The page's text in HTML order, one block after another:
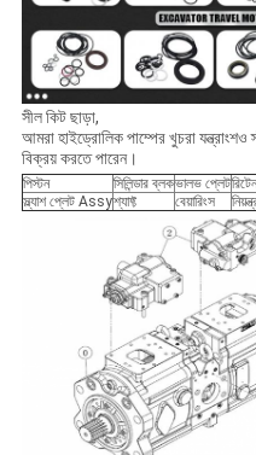
সীল কিট ছাড়া,
আমরা হাইড্রোলিক পাম্পের খুচরা
বিক্রয় করতে পারেন।
পিস্টন সিলিন্ডার ব্লকভালভ প্লেট
স্ল্যাশ প্লেট Assyশ্যাফ্ট বেয়ারিংস